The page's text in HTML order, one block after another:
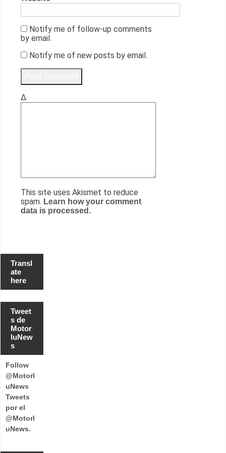
Notify me of follow-up comments
by email.
Notify me of new posts by email.
Δ
This site uses Akismet to reduce
spam. Learn how your comment
data is processed.
Transl
ate
here
Tweet
s de
Motor
luNew
s
Follow
@Motorl
uNews
Tweets
por el
@Motorl
uNews.